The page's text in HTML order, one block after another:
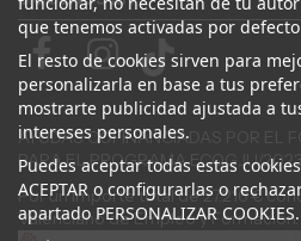
que tenemos activadas por
El resto de cookies sirven para
personalizarla en base a tus
mostrarte publicidad ajustada a
intereses personales.
Puedes aceptar todas estas
ACEPTAR o configurarlas o
apartado PERSONALIZAR COOKIES.
AYUDAS COFINANCIADAS POR EL
PARA EL PROGRAMA ECOGJU/
Por un importe total de 27.216 €
Valenciano de Empleo y Formación.